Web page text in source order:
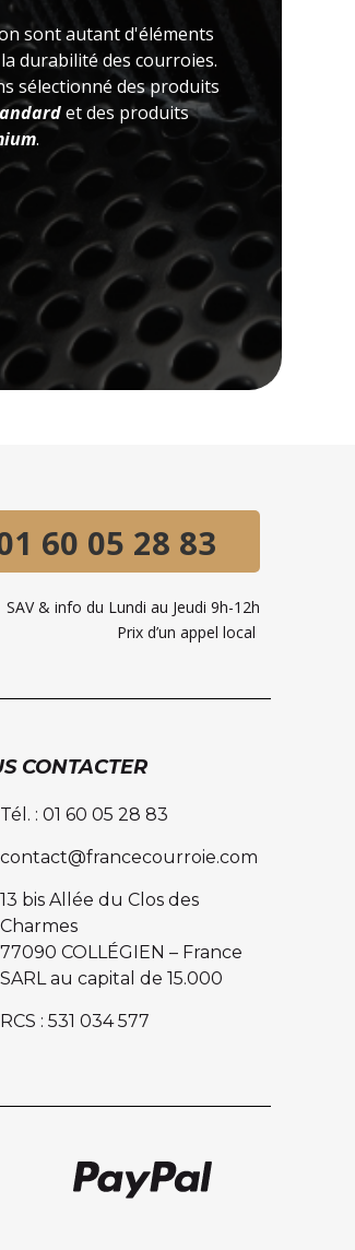
sont autant d'éléments
durabilité des courroies.
sélectionné des produits
et des produits
.
60 05 28 83
SAV & info du Lundi au Jeudi 9h-12h
Prix d’un appel local
CONTACTER
Tél. : 01 60 05 28 83
contact@francecourroie.com
13 bis Allée du Clos des
Charmes
77090 COLLÉGIEN – France
SARL au capital de 15.000
RCS : 531 034 577